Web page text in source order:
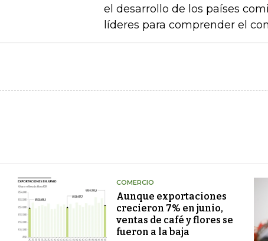
el desarrollo de los países
líderes para comprender el
COMERCIO
Aunque exportaciones
crecieron 7% en junio,
ventas de café y flores se
fueron a la baja